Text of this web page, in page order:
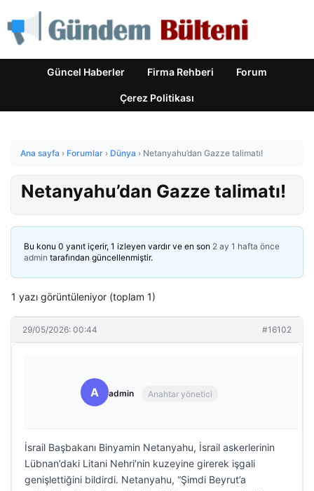
Güncel Haberler Firma Rehberi Forum
Çerez Politikası
Ana sayfa › Forumlar › Dünya › Netanyahu’dan Gazze talimatı!
Netanyahu’dan Gazze talimatı!
Bu konu 0 yanıt içerir, 1 izleyen vardır ve en son 2 ay 1 hafta önce
admin tarafından güncellenmiştir.
1 yazı görüntüleniyor (toplam 1)
29/05/2026: 00:44 #16102
A admin Anahtar yönetici
İsrail Başbakanı Binyamin Netanyahu, İsrail askerlerinin
Lübnan’daki Litani Nehri’nin kuzeyine girerek işgali
genişlettiğini bildirdi. Netanyahu, “Şimdi Beyrut’a